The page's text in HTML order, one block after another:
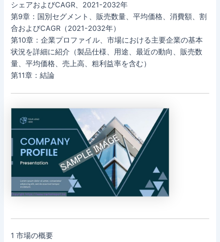
シェアおよびCAGR、2021-2032年
第9章：国別セグメント、販売数量、平均価格、消費額、割
合およびCAGR（2021-2032年）
第10章：企業プロファイル、市場における主要企業の基本
状況を詳細に紹介（製品仕様、用途、最近の動向、販売数
量、平均価格、売上高、粗利益率を含む）
第11章：結論
1 市場の概要